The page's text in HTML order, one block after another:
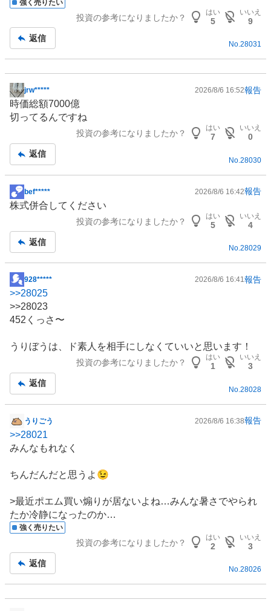
事
強く売りたい
投資の参考になりましたか？
はい
5
いいえ
9
返信
No.28031
掲
示
板
jrw***** 2026/8/6 16:52報告
時価総額7000億
切ってるんですね
投資の参考になりましたか？
はい
7
いいえ
0
返信
No. 28030
掲
示
事
bef***** 2026/8/6 16:42報告
株式併合してください
投資の参考になりましたか？
はい
5
いいえ
4
返信
No.28029
掲
示
板
記
928***** 2026/8/6 16:41報告
>>28025
>>28023
452くっさ〜
うりぼうは、ド素人を相手にしなくていいと思います！
投資の参考になりましたか？
はい
1
いいえ
3
返信
No. 28028
掲
示
板
事
うりごう 2026/8/6 16:38報告
>>28021
みんなもれなく
ちんだんだと思うよ😉
>最近ポエム買い煽りが居ないよね…みんな暑さでやられ
たか冷静になったのか…
強く売りたい
投資の参考になりましたか？
はい
2
いいえ
3
返信
No.28026